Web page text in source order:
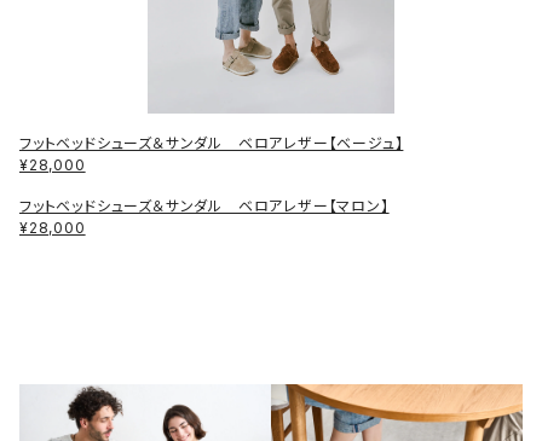
フットベッドシューズ＆サンダル ベロアレザー【ベージュ】
¥28,000
フットベッドシューズ＆サンダル ベロアレザー【マロン】
¥28,000